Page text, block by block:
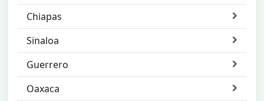
Chiapas
Sinaloa
Guerrero
Oaxaca